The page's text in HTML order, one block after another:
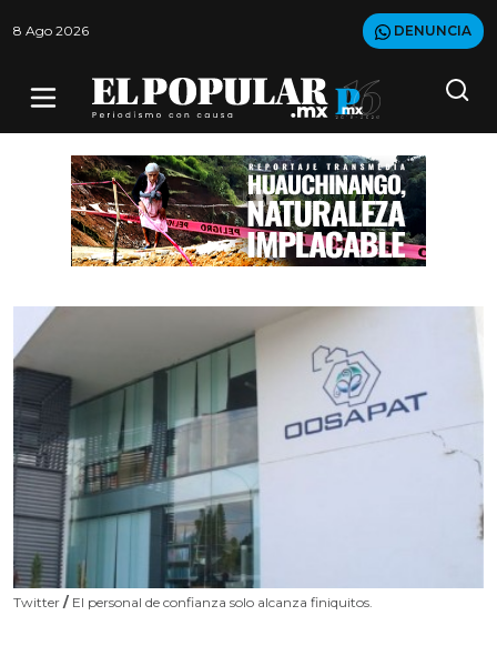
8 Ago 2026 DENUNCIA
Twitter / El personal de confianza solo alcanza finiquitos.